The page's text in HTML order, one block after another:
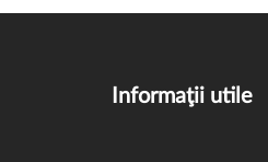
Informaţii utile